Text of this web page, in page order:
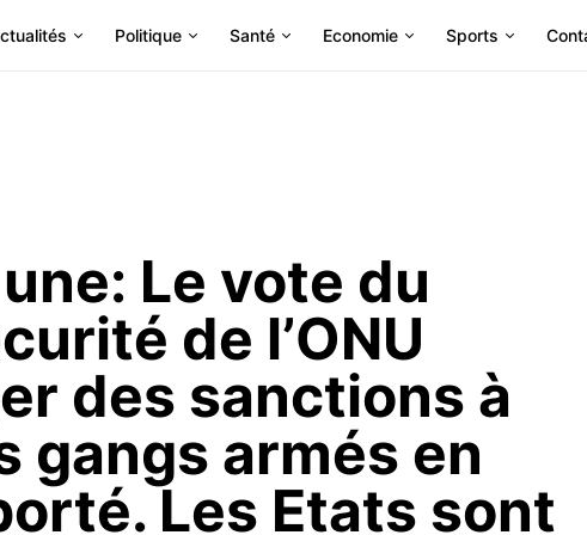
Politique Santé Economie Sports
Le vote du
de l’ONU
des sanctions à
gangs armés en
Les Etats sont